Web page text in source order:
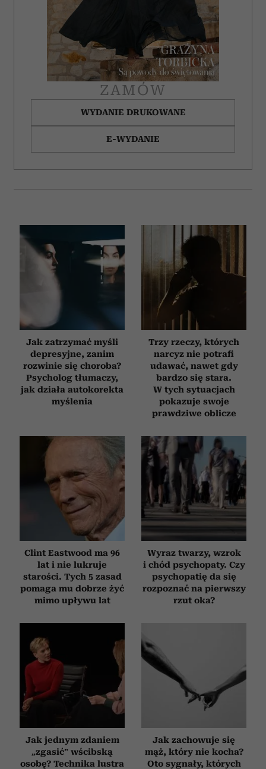
ZAMÓW
WYDANIE DRUKOWANE
E-WYDANIE
Jak zatrzymać myśli
depresyjne, zanim
rozwinie się choroba?
Psycholog tłumaczy,
jak działa autokorekta
myślenia
Trzy rzeczy, których
narcyz nie potrafi
udawać, nawet gdy
bardzo się stara.
W tych sytuacjach
pokazuje swoje
prawdziwe oblicze
Clint Eastwood ma 96
lat i nie lukruje
starości. Tych 5 zasad
pomaga mu dobrze żyć
mimo upływu lat
Wyraz twarzy, wzrok
i chód psychopaty. Czy
psychopatię da się
rozpoznać na pierwszy
rzut oka?
Jak jednym zdaniem
„zgasić” wścibską
osobę? Technika lustra
Jak zachowuje się
mąż, który nie kocha?
Oto sygnały, których